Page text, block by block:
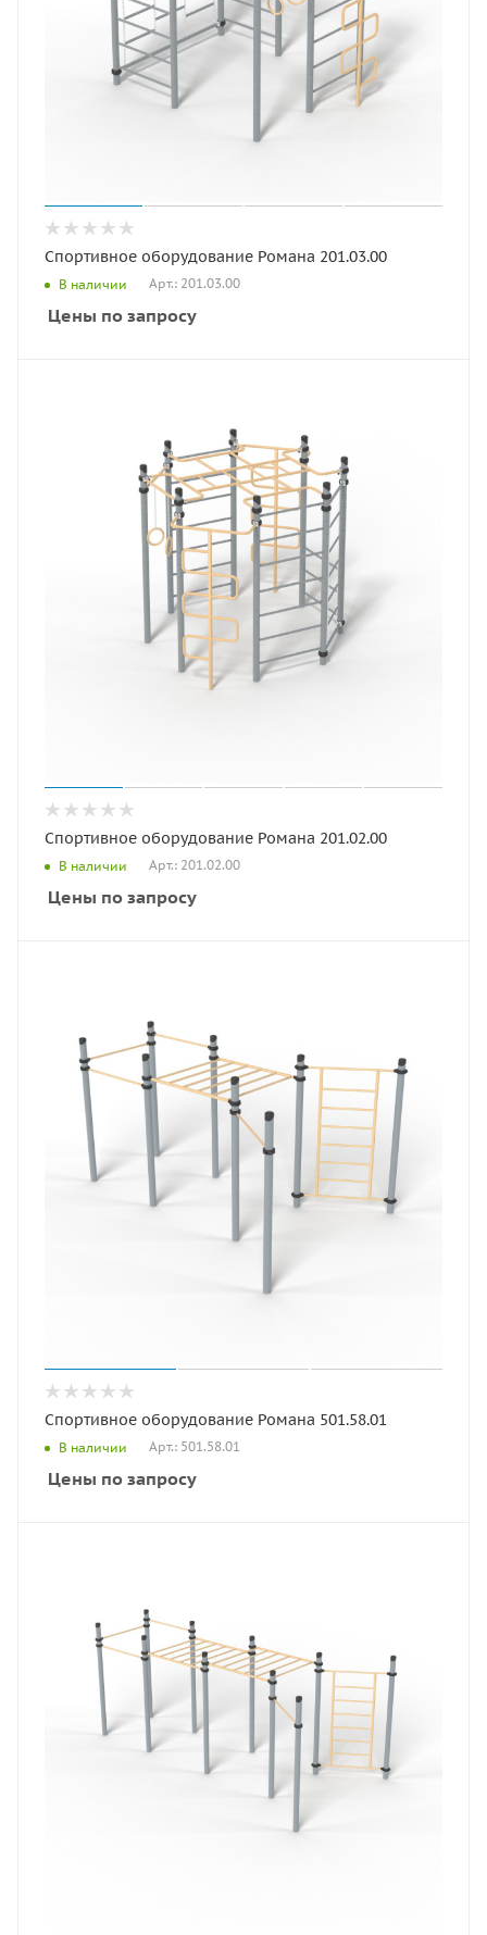
Спортивное оборудование Романа 201.03.00
В наличии Арт.: 201.03.00
Цены по запросу
Спортивное оборудование Романа 201.02.00
В наличии Арт.: 201.02.00
Цены по запросу
Спортивное оборудование Романа 501.58.01
В наличии Арт.: 501.58.01
Цены по запросу